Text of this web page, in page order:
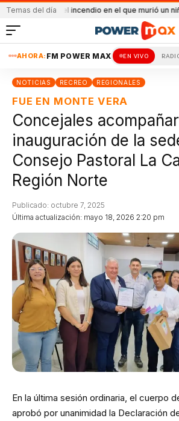
Temas del día
el incendio en el que murió un niñoBalearon
AHORA: FM POWER MAX EN VIVO
NOTICIAS RECREO REGIONALES
FUE EN MONTE VERA
Concejales
inauguración de la
Consejo Pastoral La
Región Norte
Última actualización: mayo 18, 2026 2:20 pm
Publicado: octubre 7, 2025
En la última sesión ordinaria, el cuerpo
aprobó por unanimidad la Declaración